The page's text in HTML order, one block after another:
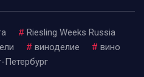
# Riesling Weeks Russia
# виноделие # вино
Петербург